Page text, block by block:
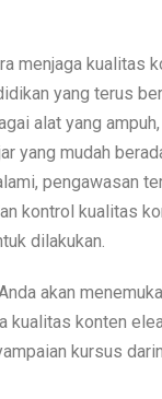
menjaga kualitas
yang terus
alat yang
yang mudah
pengawasan
kontrol kualitas
dilakukan.
akan
kualitas konten
kursus